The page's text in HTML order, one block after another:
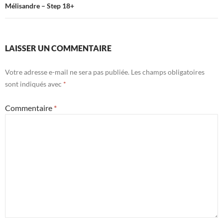
Mélisandre – Step 18+
LAISSER UN COMMENTAIRE
Votre adresse e-mail ne sera pas publiée. Les champs obligatoires
sont indiqués avec *
Commentaire *